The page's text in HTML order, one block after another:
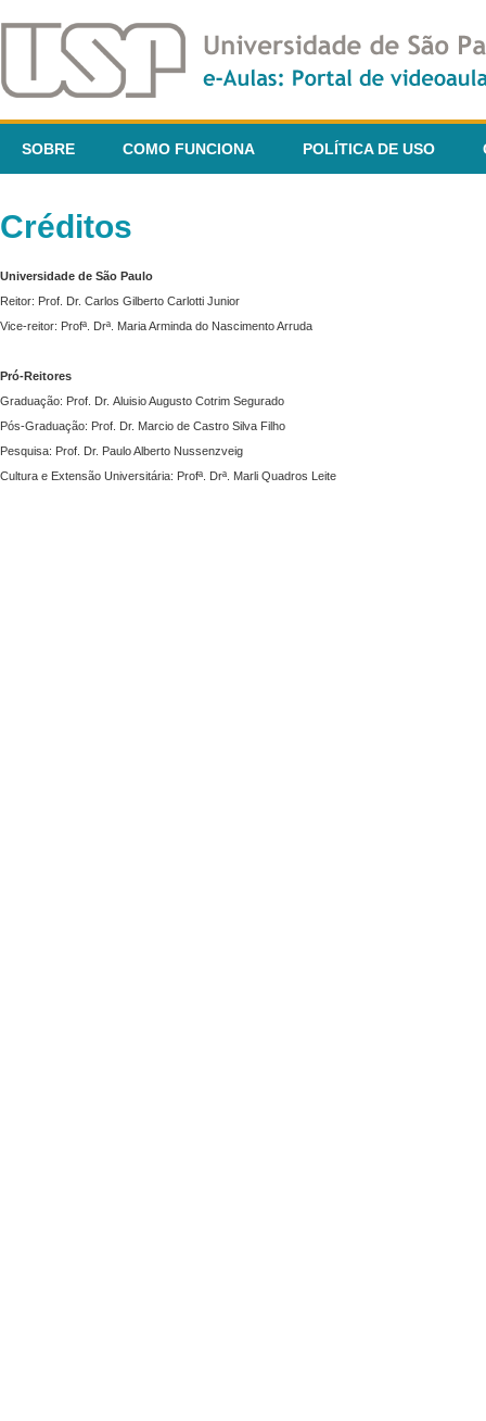
SOBRE COMO FUNCIONA POLÍTICA DE USO
Créditos
Universidade de São Paulo
Reitor: Prof. Dr. Carlos Gilberto Carlotti Junior
Vice-reitor: Profª. Drª. Maria Arminda do Nascimento Arruda
Pró-Reitores
Graduação: Prof. Dr. Aluisio Augusto Cotrim Segurado
Pós-Graduação: Prof. Dr. Marcio de Castro Silva Filho
Pesquisa: Prof. Dr. Paulo Alberto Nussenzveig
Cultura e Extensão Universitária: Profª. Drª. Marli Quadros Leite